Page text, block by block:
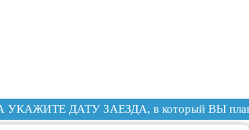
ДАТУ ЗАЕЗДА, в который ВЫ